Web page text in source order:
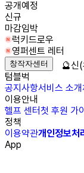
공개예정
신규
마감임박
럭키드로우
영퍼센트 레터
창작자센터
텀블벅
공지사항서비스 소개
이용안내
헬프 센터첫 후원 가
정책
이용약관개인정보처
App
🔮신